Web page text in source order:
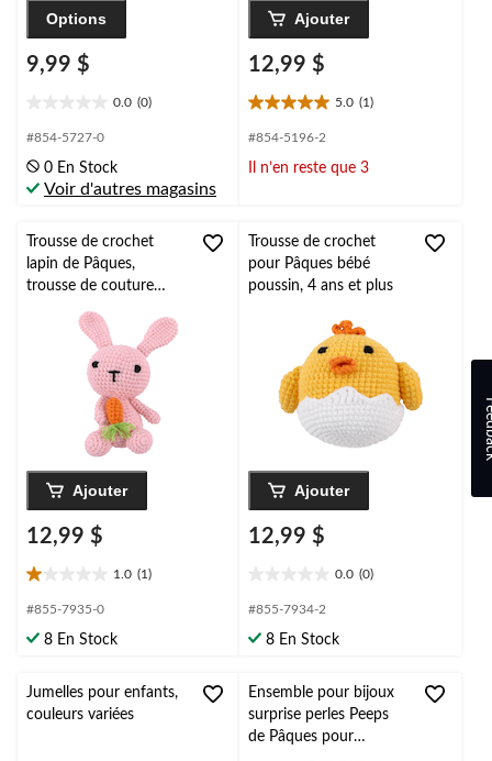
Options
9,99 $
0.0 (0)
étoile(s)
5.
#854-5727-0
0 En Stock
Voir d'autres magasins
Ajouter
12,99 $
5.0 (1)
5.0
étoile(s)
5.
#854-5196-2
Il n’en reste que 3
Trousse de crochet
lapin de Pâques,
trousse de couture
avec fils pour Pâques, 4
ans et plus
Ajouter
12,99 $
1.0 (1)
1.0
étoile(s)
5.
évaluation
#855-7935-0
8 En Stock
Trousse de crochet
pour Pâques bébé
poussin, 4 ans et plus
Ajouter
12,99 $
0.0 (0)
étoile(s)
5.
#855-7934-2
8 En Stock
Jumelles pour enfants,
couleurs variées
Ensemble pour bijoux
surprise perles Peeps
de Pâques pour